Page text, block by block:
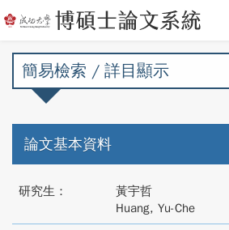
簡易檢索 / 詳目顯示
論文基本資料
研究生：
黃宇哲
Huang, Yu-Che